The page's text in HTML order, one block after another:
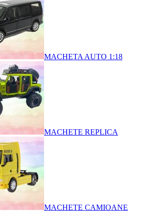
MACHETA AUTO 1:18
MACHETE REPLICA
MACHETE CAMIOANE